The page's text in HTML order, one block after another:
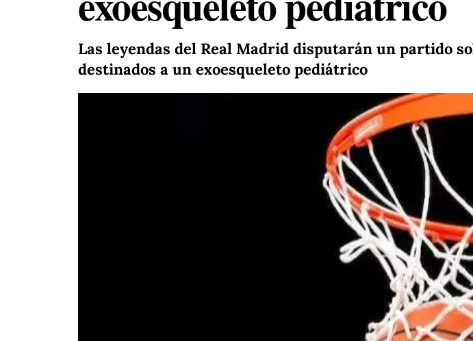
Las leyendas del Real Madrid disputarán un partido
destinados a un exoesqueleto pediátrico